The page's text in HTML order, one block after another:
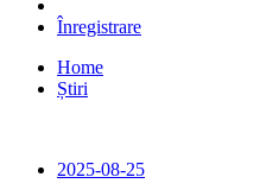
Înregistrare
Home
Știri
2025-08-25